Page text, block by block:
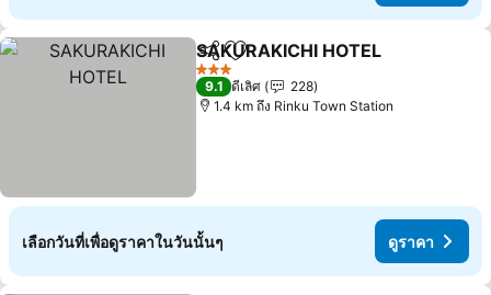
แชร์ เพิ่มในรายการโปรด
SAKURAKICHI HOTEL
3 ดาว
9.1 ดีเลิศ
228
1.4 km ถึง Rinku Town Station
เลือกวันที่เพื่อดูราคาในวันนั้นๆ ดูราคา